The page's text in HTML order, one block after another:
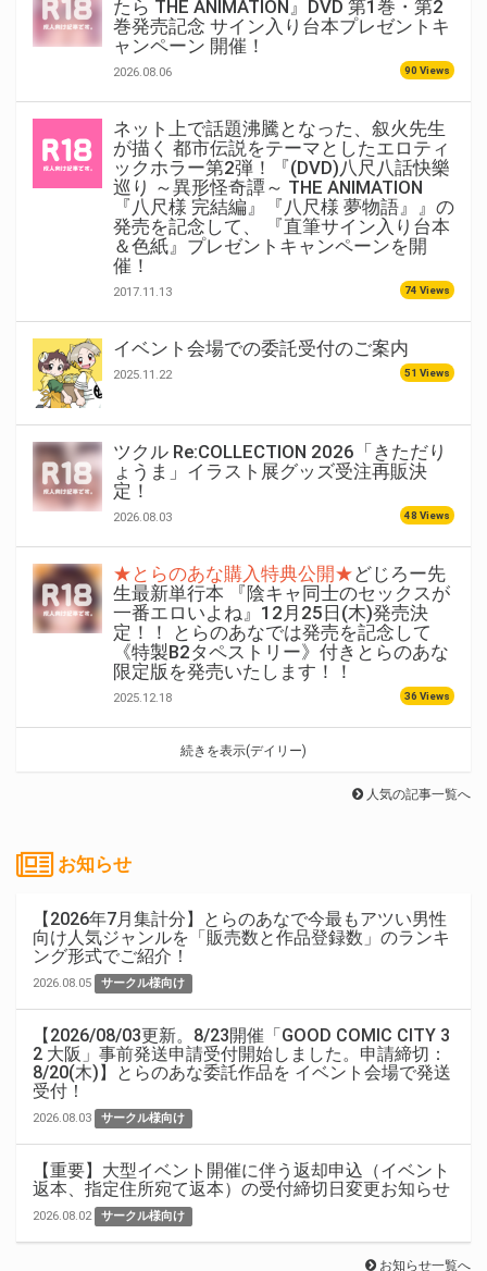
たら THE ANIMATION』DVD 第1巻・第2
巻発売記念 サイン入り台本プレゼントキ
ャンペーン 開催！
2026.08.06 90 Views
ネット上で話題沸騰となった、叙火先生
が描く 都市伝説をテーマとしたエロティ
ックホラー第2弾！『(DVD)八尺八話快樂
巡り ～異形怪奇譚～ THE ANIMATION
『八尺様 完結編』『八尺様 夢物語』』の
発売を記念して、 『直筆サイン入り台本
＆色紙』プレゼントキャンペーンを開
催！
2017.11.13 74 Views
イベント会場での委託受付のご案内
2025.11.22 51 Views
ツクル Re:COLLECTION 2026「きただり
ょうま」イラスト展グッズ受注再販決
定！
2026.08.03 48 Views
★とらのあな購入特典公開★どじろー先
生最新単行本 『陰キャ同士のセックスが
一番エロいよね』12月25日(木)発売決
定！！ とらのあなでは発売を記念して
《特製B2タペストリー》付きとらのあな
限定版を発売いたします！！
2025.12.18 36 Views
続きを表示(デイリー)
人気の記事一覧へ
お知らせ
【2026年7月集計分】とらのあなで今最もアツい男性
向け人気ジャンルを「販売数と作品登録数」のランキ
ング形式でご紹介！
2026.08.05 サークル様向け
【2026/08/03更新。8/23開催「GOOD COMIC CITY 3
2 大阪」事前発送申請受付開始しました。申請締切：
8/20(木)】とらのあな委託作品を イベント会場で発送
受付！
2026.08.03 サークル様向け
【重要】大型イベント開催に伴う返却申込（イベント
返本、指定住所宛て返本）の受付締切日変更お知らせ
2026.08.02 サークル様向け
お知らせ一覧へ